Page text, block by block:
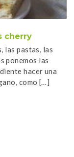
cherry
las pastas, las
ponemos las
hacer una
como […]